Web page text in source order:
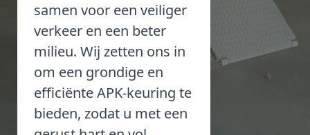
samen voor een veiliger
verkeer en een beter
milieu. Wij zetten ons in
om een grondige en
efficiënte APK-keuring te
bieden, zodat u met een